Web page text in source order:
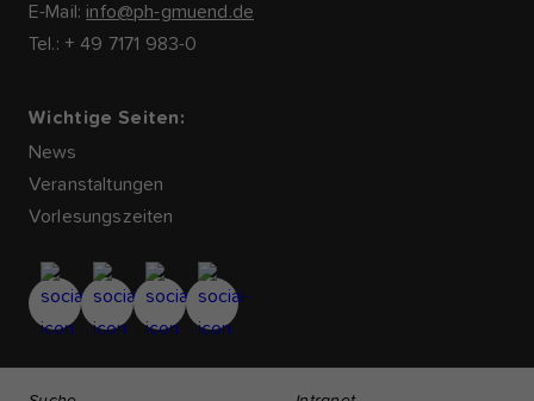
E-Mail: info@ph-gmuend.de
Tel.: + 49 7171 983-0
Wichtige Seiten:
News
Veranstaltungen
Vorlesungszeiten